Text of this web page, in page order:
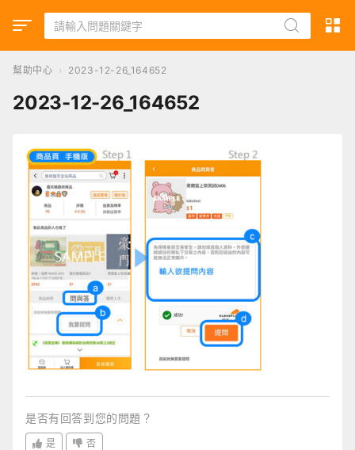
幫助中心 › 2023-12-26_164652
2023-12-26_164652
是否有回答到您的問題？
是 否